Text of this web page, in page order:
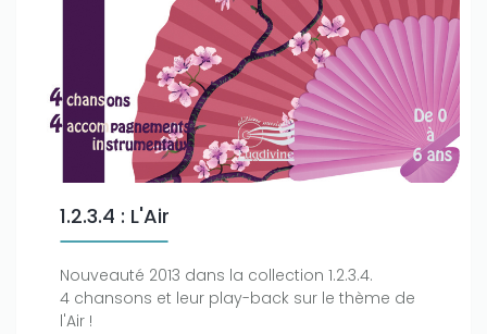
1.2.3.4 : L'Air
Nouveauté 2013 dans la collection 1.2.3.4.
4 chansons et leur play-back sur le thème de
l'Air !